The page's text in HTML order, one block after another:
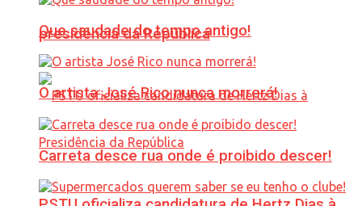
presidência da República
Que saudade do tempo antigo!
O artista José Rico nunca morrerá!
Carreta desce rua onde é proibido descer!